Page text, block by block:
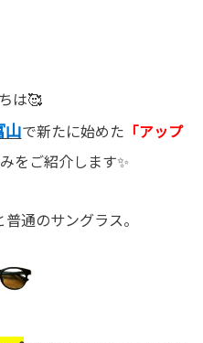
は🥰
山で新たに始めた 「アップ
をご紹介します✨
通のサングラス。